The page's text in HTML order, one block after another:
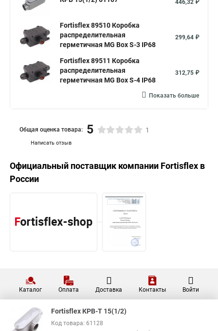
446,32 ₽
Fortisflex 89510 Коробка
распределительная
герметичная MG Box S-3 IP68
299,64 ₽
Fortisflex 89511 Коробка
распределительная
герметичная MG Box S-4 IP68
312,75 ₽
Показать больше
Написать отзыв
Общая оценка товара: 5 1
Официальный поставщик компании Fortisflex в
России
Каталог Оплата Доставка Контакты Войти
Fortisflex КРВ-Т 15(1/2)
Код товара: 61128